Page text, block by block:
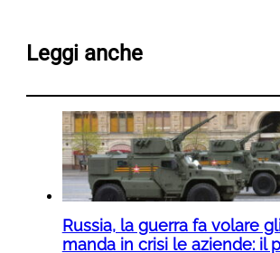
Leggi anche
Russia, la guerra fa volare
manda in crisi le aziende: il